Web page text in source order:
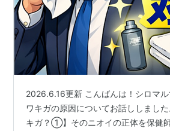
2026.6.16更新 こんばんは！シロマ
ワキガの原因についてお話ししまし
キガ？①】そのニオイの正体を保健